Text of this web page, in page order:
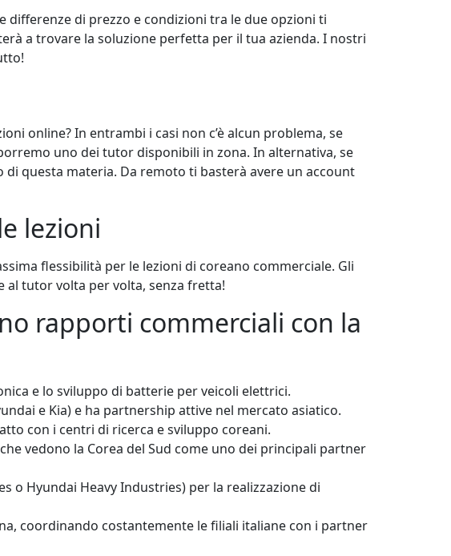
differenze di prezzo e condizioni tra le due opzioni ti
a trovare la soluzione perfetta per il tua azienda. I nostri
online? In entrambi i casi non c’è alcun problema, se
uno dei tutor disponibili in zona. In alternativa, se
questa materia. Da remoto ti basterà avere un account
lezioni
flessibilità per le lezioni di coreano commerciale. Gli
tutor volta per volta, senza fretta!
rapporti commerciali con la
e lo sviluppo di batterie per veicoli elettrici.
e Kia) e ha partnership attive nel mercato asiatico.
con i centri di ricerca e sviluppo coreani.
vedono la Corea del Sud come uno dei principali partner
o Hyundai Heavy Industries) per la realizzazione di
coordinando costantemente le filiali italiane con i partner